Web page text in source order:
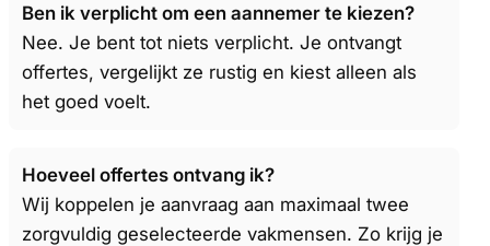
Ben ik verplicht om een aannemer te kiezen?
Nee. Je bent tot niets verplicht. Je ontvangt
offertes, vergelijkt ze rustig en kiest alleen als
het goed voelt.
Hoeveel offertes ontvang ik?
Wij koppelen je aanvraag aan maximaal twee
zorgvuldig geselecteerde vakmensen. Zo krijg je